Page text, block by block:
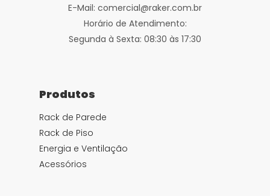
E-Mail: comercial@raker.com.br
Horário de Atendimento:
Segunda à Sexta: 08:30 às 17:30
Produtos
Rack de Parede
Rack de Piso
Energia e Ventilação
Acessórios